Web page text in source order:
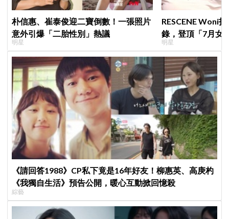
朴信惠、崔泰俊迎二寶倒數！一張照片
意外引爆「二胎性別」熱議
明星
RESCENE Woni
錄，登頂「7月女
榜」！魔性迷因
傳、逆襲Melon第
明星
《請回答1988》CP私下竟是16年好友！柳惠英、高庚杓
《我獨自生活》預告公開，暖心互動掀回憶殺
綜藝